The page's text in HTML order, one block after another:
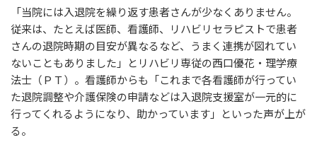
「当院には入退院を繰り返す患者さんが少なくありません。
従来は、たとえば医師、看護師、リハビリセラピストで患者
さんの退院時期の目安が異なるなど、うまく連携が図れてい
ないこともありました」とリハビリ専従の西口優花・理学療
法士（ＰＴ）。看護師からも「これまで各看護師が行ってい
た退院調整や介護保険の申請などは入退院支援室が一元的に
行ってくれるようになり、助かっています」といった声が上が
る。